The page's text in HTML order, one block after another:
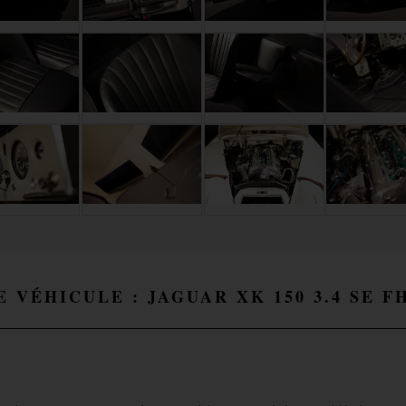
VÉHICULE : JAGUAR XK 150 3.4 SE